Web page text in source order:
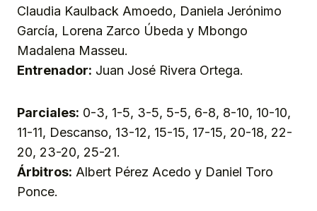
Claudia Kaulback Amoedo, Daniela Jerónimo
García, Lorena Zarco Úbeda y Mbongo
Madalena Masseu.
Entrenador: Juan José Rivera Ortega.
Parciales: 0-3, 1-5, 3-5, 5-5, 6-8, 8-10, 10-10,
11-11, Descanso, 13-12, 15-15, 17-15, 20-18, 22-
20, 23-20, 25-21.
Árbitros: Albert Pérez Acedo y Daniel Toro
Ponce.